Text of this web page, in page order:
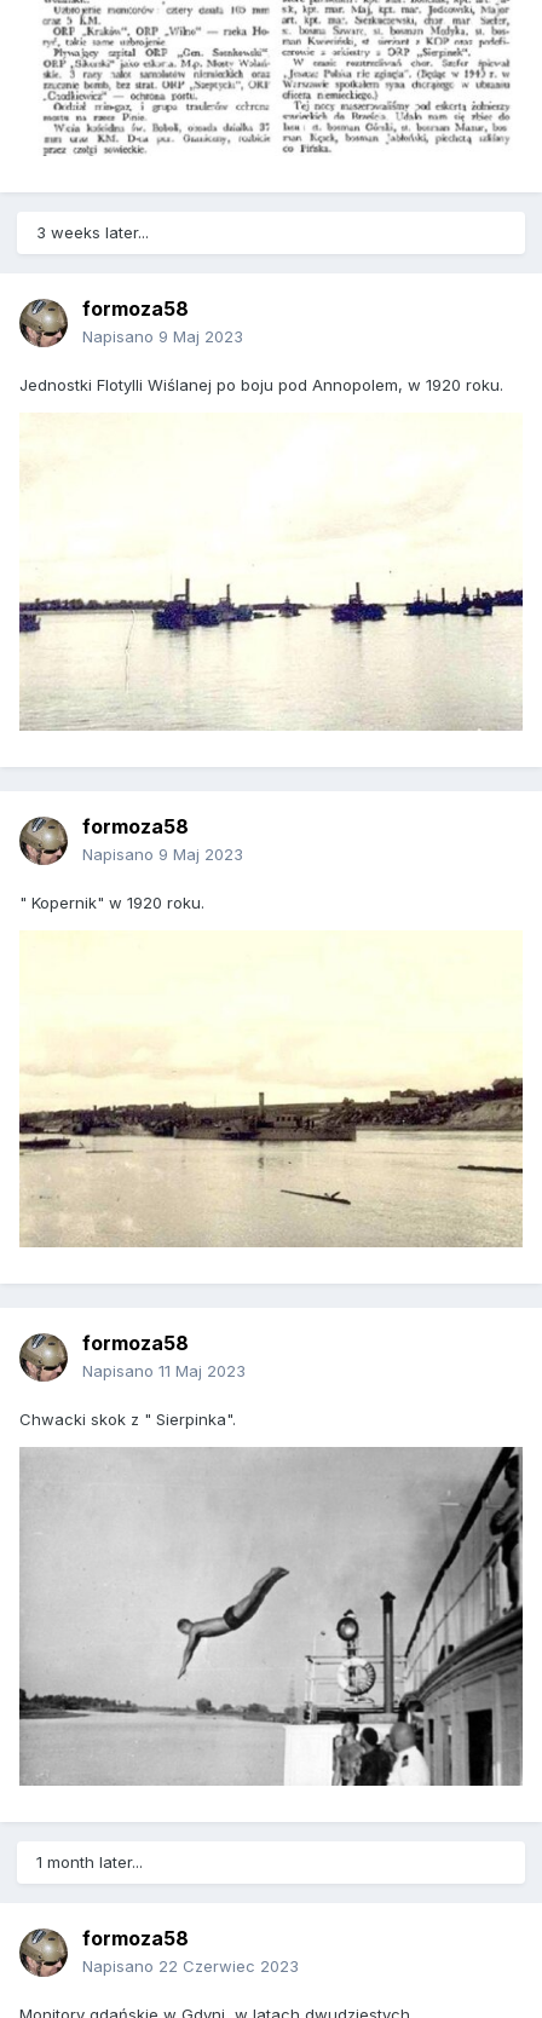
3 weeks later...
formoza58
Napisano 9 Maj 2023
Jednostki Flotylli Wiślanej po boju pod Annopolem, w 1920 roku.
formoza58
Napisano 9 Maj 2023
" Kopernik" w 1920 roku.
formoza58
Napisano 11 Maj 2023
Chwacki skok z " Sierpinka".
1 month later...
formoza58
Napisano 22 Czerwiec 2023